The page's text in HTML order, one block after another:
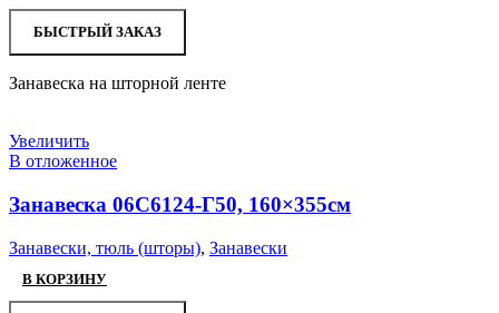
БЫСТРЫЙ ЗАКАЗ
Занавеска на шторной ленте
Увеличить
В отложенное
Занавеска 06С6124-Г50, 160×355см
Занавески, тюль (шторы), Занавески
В КОРЗИНУ